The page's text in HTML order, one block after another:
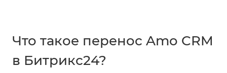
Что такое перенос Amo CRM
в Битрикс24?